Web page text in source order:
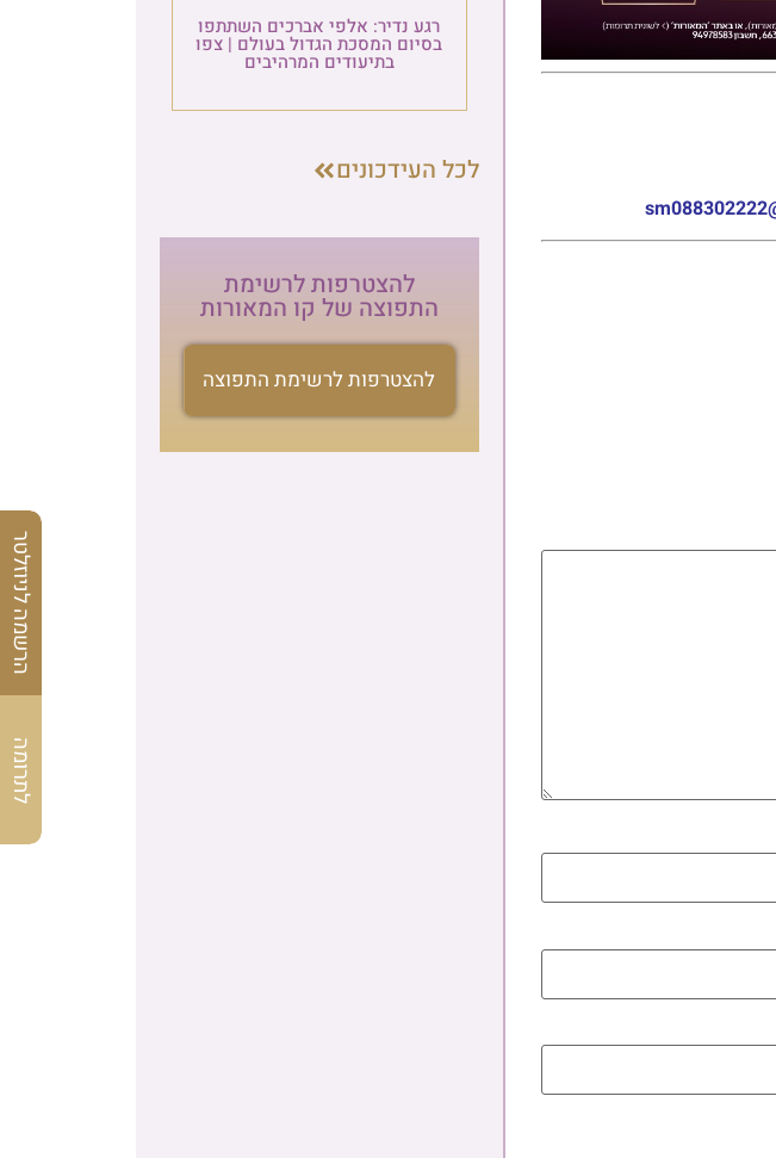
רגע נדיר: אלפי אברכים השתתפו
בסיום המסכת הגדול בעולם | צפו
בתיעודים המרהיבים
לכל העידכונים
להצטרפות לרשימת
התפוצה של קו המאורות
להצטרפות לרשימת התפוצה
הרשמה לניוזלטר
לתרומה